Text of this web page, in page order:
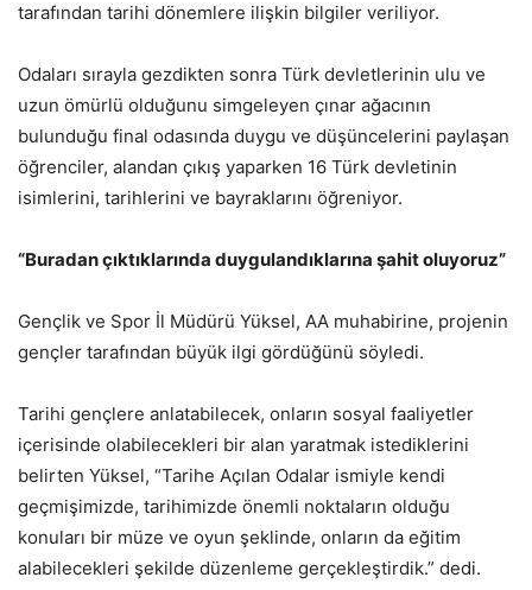
tarafından tarihi dönemlere ilişkin bilgiler veriliyor.
Odaları sırayla gezdikten sonra Türk devletlerinin ulu ve
uzun ömürlü olduğunu simgeleyen çınar ağacının
bulunduğu final odasında duygu ve düşüncelerini paylaşan
öğrenciler, alandan çıkış yaparken 16 Türk devletinin
isimlerini, tarihlerini ve bayraklarını öğreniyor.
“Buradan çıktıklarında duygulandıklarına şahit oluyoruz”
Gençlik ve Spor İl Müdürü Yüksel, AA muhabirine, projenin
gençler tarafından büyük ilgi gördüğünü söyledi.
Tarihi gençlere anlatabilecek, onların sosyal faaliyetler
içerisinde olabilecekleri bir alan yaratmak istediklerini
belirten Yüksel, “Tarihe Açılan Odalar ismiyle kendi
geçmişimizde, tarihimizde önemli noktaların olduğu
konuları bir müze ve oyun şeklinde, onların da eğitim
alabilecekleri şekilde düzenleme gerçekleştirdik.” dedi.